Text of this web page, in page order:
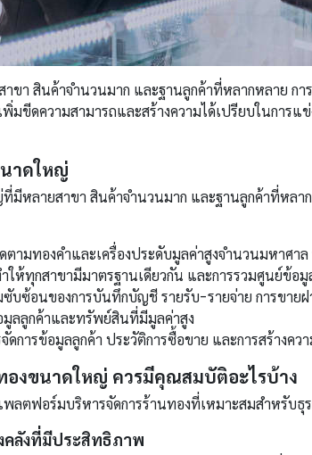
า สินค้าจำนวนมาก และฐานลูกค้าที่หลากหลาย ก
มขีดความสามารถและสร้างความได้เปรียบในกา
าดใหญ่
มีหลายสาขา สินค้าจำนวนมาก และฐานลูกค้าที่หล
ตามทองคำและเครื่องประดับมูลค่าสูงจำนวนมหาศา
ให้ทุกสาขามีมาตรฐานเดียวกัน และการรวมศูนย์ข้อ
ซับซ้อนของการบันทึกบัญชี รายรับ-รายจ่าย การขายฝ
มูลลูกค้าและทรัพย์สินที่มีมูลค่าสูง
จัดการข้อมูลลูกค้า ประวัติการซื้อขาย และการสร้างค
งขนาดใหญ่ ควรมีคุณสมบัติอะไรบ้าง
ลตฟอร์มบริหารจัดการร้านทองที่เหมาะสมสำหรับ
คลังที่มีประสิทธิภาพ